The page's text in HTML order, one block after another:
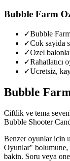
Bubble Farm
✓Bubble
✓Cok sayida
✓Ozel
✓Rahatlatıcı
✓Ucretsiz,
Bubble
Ciftlik ve tema
Bubble Shooter
Benzer oyunlar icin
Oyunlar"
bakin. Soru veya